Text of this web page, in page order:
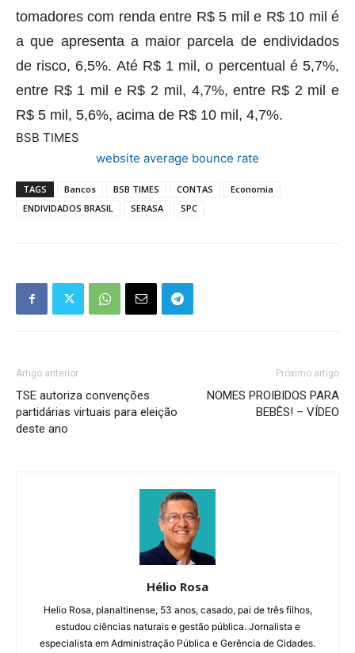
tomadores com renda entre R$ 5 mil e R$ 10 mil é
a que apresenta a maior parcela de endividados
de risco, 6,5%. Até R$ 1 mil, o percentual é 5,7%,
entre R$ 1 mil e R$ 2 mil, 4,7%, entre R$ 2 mil e
R$ 5 mil, 5,6%, acima de R$ 10 mil, 4,7%.
BSB TIMES
website average bounce rate
TAGS Bancos BSB TIMES CONTAS
Economia
ENDIVIDADOS BRASIL
SERASA SPC
Artigo anterior
TSE autoriza convenções
partidárias virtuais para eleição
deste ano
Próximo artigo
NOMES PROIBIDOS PARA
BEBÊS! – VÍDEO
Hélio Rosa
Helio Rosa, planaltinense, 53 anos, casado, pai de três filhos,
estudou ciências naturais e gestão pública. Jornalista e
especialista em Administração Pública e Gerência de Cidades.